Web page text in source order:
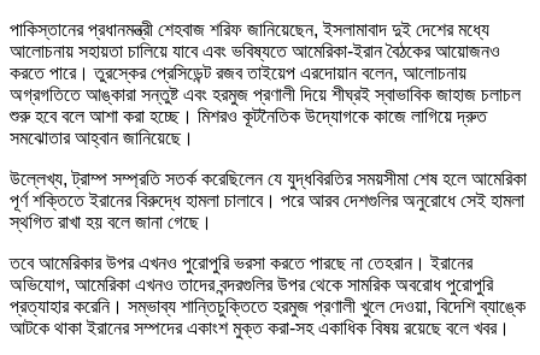
পাকিস্তানের প্রধানমন্ত্রী শেহবাজ শরিফ জানিয়েছেন, ইসলামাবাদ দুই দেশের মধ্যে
আলোচনায় সহায়তা চালিয়ে যাবে এবং ভবিষ্যতে আমেরিকা-ইরান বৈঠকের আয়োজনও
করতে পারে। তুরস্কের প্রেসিডেন্ট রজব তাইয়েপ এরদোয়ান বলেন, আলোচনায়
অগ্রগতিতে আঙ্কারা সন্তুষ্ট এবং হরমুজ প্রণালী দিয়ে শীঘ্রই স্বাভাবিক জাহাজ চলাচল
শুরু হবে বলে আশা করা হচ্ছে। মিশরও কূটনৈতিক উদ্যোগকে কাজে লাগিয়ে দ্রুত
সমঝোতার আহ্বান জানিয়েছে।
উল্লেখ্য, ট্রাম্প সম্প্রতি সতর্ক করেছিলেন যে যুদ্ধবিরতির সময়সীমা শেষ হলে আমেরিকা
পূর্ণ শক্তিতে ইরানের বিরুদ্ধে হামলা চালাবে। পরে আরব দেশগুলির অনুরোধে সেই হামলা
স্থগিত রাখা হয় বলে জানা গেছে।
তবে আমেরিকার উপর এখনও পুরোপুরি ভরসা করতে পারছে না তেহরান। ইরানের
অভিযোগ, আমেরিকা এখনও তাদের বন্দরগুলির উপর থেকে সামরিক অবরোধ পুরোপুরি
প্রত্যাহার করেনি। সম্ভাব্য শান্তিচুক্তিতে হরমুজ প্রণালী খুলে দেওয়া, বিদেশি ব্যাঙ্কে
আটকে থাকা ইরানের সম্পদের একাংশ মুক্ত করা-সহ একাধিক বিষয় রয়েছে বলে খবর।